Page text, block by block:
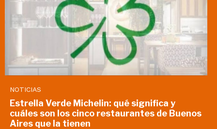
NOTICIAS
Estrella Verde Michelin: qué significa y
cuáles son los cinco restaurantes de Buenos
Aires que la tienen